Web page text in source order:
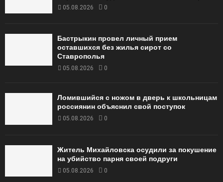
05.08.2026 0
Бастрыкин провел личный прием
оставшихся без жилья сирот со
Ставрополья
05.08.2026 0
Ломившийся с ножом в дверь к школьницам
россиянин объяснил свой поступок
05.08.2026 0
Житель Михайловска осудили за покушение
на убийство парня своей подруги
05.08.2026 0